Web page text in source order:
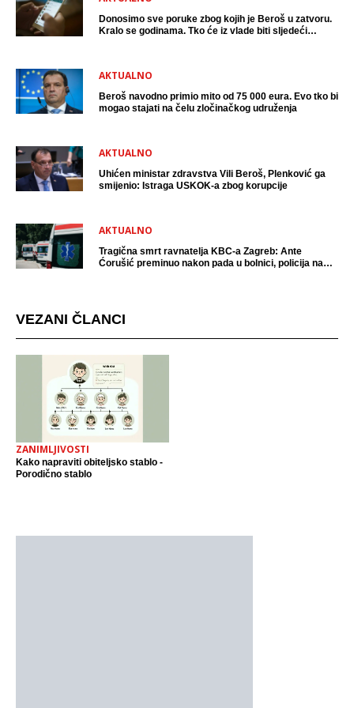
Donosimo sve poruke zbog kojih je Beroš u zatvoru.
Kralo se godinama. Tko će iz vlade biti sljedeći
AKTUALNO
Beroš navodno primio mito od 75 000 eura. Evo tko bi
mogao stajati na čelu zločinačkog udruženja
AKTUALNO
Uhićen ministar zdravstva Vili Beroš, Plenković ga
smijenio: Istraga USKOK-a zbog korupcije
AKTUALNO
Tragična smrt ravnatelja KBC-a Zagreb: Ante
Ćorušić preminuo nakon pada u bolnici, policija na
VEZANI ČLANCI
ZANIMLJIVOSTI
Kako napraviti obiteljsko stablo -
Porodično stablo